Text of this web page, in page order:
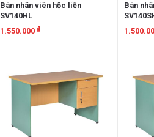
Bàn nhân viên hộc liền
SV140HL
1.550.000 ₫
Bàn